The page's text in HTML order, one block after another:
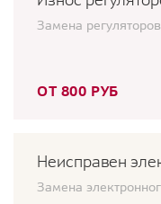
Замена регуляторов
ОТ 800 РУБ
Неисправен
Замена